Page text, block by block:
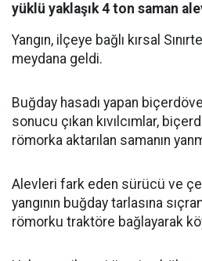
yüklü yaklaşık 4 ton saman
Yangın, ilçeye bağlı kırsal
meydana geldi.
Buğday hasadı yapan
sonucu çıkan kıvılcımlar,
römorka aktarılan samanın
Alevleri fark eden sürücü ve
yangının buğday tarlasına
römorku traktöre bağlayarak